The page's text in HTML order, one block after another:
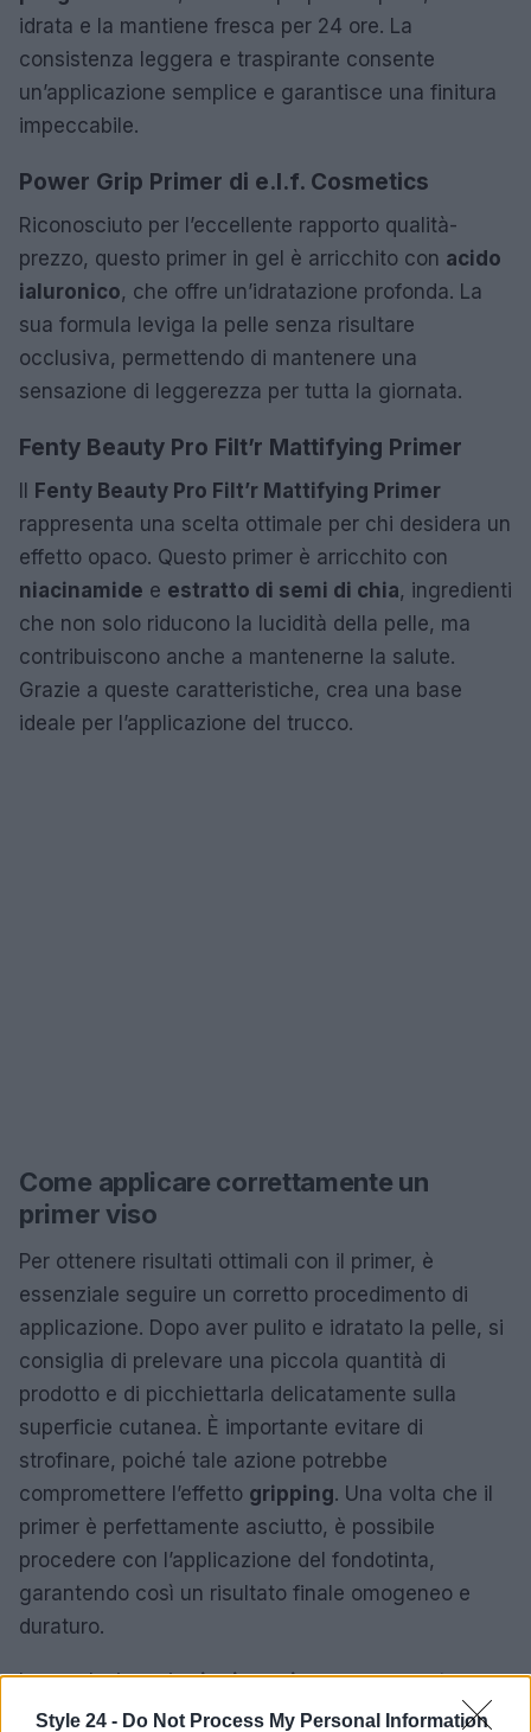
Style 24 - Do Not Process My Personal Information
idrata e la mantiene fresca per 24 ore. La
consistenza leggera e traspirante consente
un’applicazione semplice e garantisce una finitura
impeccabile.
Power Grip Primer di e.l.f. Cosmetics
Riconosciuto per l’eccellente rapporto qualità-
prezzo, questo primer in gel è arricchito con acido
ialuronico, che offre un’idratazione profonda. La
sua formula leviga la pelle senza risultare
occlusiva, permettendo di mantenere una
sensazione di leggerezza per tutta la giornata.
Fenty Beauty Pro Filt’r Mattifying Primer
Il Fenty Beauty Pro Filt’r Mattifying Primer
rappresenta una scelta ottimale per chi desidera un
effetto opaco. Questo primer è arricchito con
niacinamide e estratto di semi di chia, ingredienti
che non solo riducono la lucidità della pelle, ma
contribuiscono anche a mantenerne la salute.
Grazie a queste caratteristiche, crea una base
ideale per l’applicazione del trucco.
Come applicare correttamente un
primer viso
Per ottenere risultati ottimali con il primer, è
essenziale seguire un corretto procedimento di
applicazione. Dopo aver pulito e idratato la pelle, si
consiglia di prelevare una piccola quantità di
prodotto e di picchiettarla delicatamente sulla
superficie cutanea. È importante evitare di
strofinare, poiché tale azione potrebbe
compromettere l’effetto gripping. Una volta che il
primer è perfettamente asciutto, è possibile
procedere con l’applicazione del fondotinta,
garantendo così un risultato finale omogeneo e
duraturo.
In conclusione, igripping primerrappresentano
un’innovazione significativa nel settore della